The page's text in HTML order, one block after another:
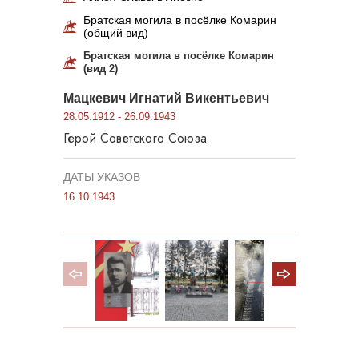
Братская могила в посёлке Комарин
(общий вид)
Братская могила в посёлке Комарин
(вид 2)
Мацкевич Игнатий Викентьевич
28.05.1912 - 26.09.1943
Герой Советского Союза
ДАТЫ УКАЗОВ
16.10.1943